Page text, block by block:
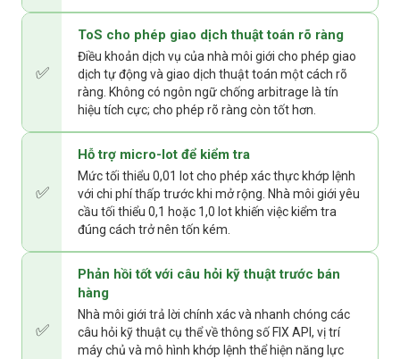
✅
ToS cho phép giao dịch thuật toán rõ ràng
Điều khoản dịch vụ của nhà môi giới cho phép giao
dịch tự động và giao dịch thuật toán một cách rõ
ràng. Không có ngôn ngữ chống arbitrage là tín
hiệu tích cực; cho phép rõ ràng còn tốt hơn.
✅
Hỗ trợ micro-lot để kiểm tra
Mức tối thiểu 0,01 lot cho phép xác thực khớp lệnh
với chi phí thấp trước khi mở rộng. Nhà môi giới yêu
cầu tối thiểu 0,1 hoặc 1,0 lot khiến việc kiểm tra
đúng cách trở nên tốn kém.
✅
Phản hồi tốt với câu hỏi kỹ thuật trước bán
hàng
Nhà môi giới trả lời chính xác và nhanh chóng các
câu hỏi kỹ thuật cụ thể về thông số FIX API, vị trí
máy chủ và mô hình khớp lệnh thể hiện năng lực